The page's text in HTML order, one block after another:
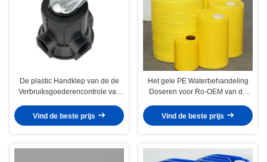
De plastic Handklep van de de
Verbruiksgoederencontrole van
Filter van de
Waterzuiveringsinstallatie
Vind de beste prijs
Het gele PE Waterbehandeling
Doseren voor Ro-OEM van de
Vind de beste prijs